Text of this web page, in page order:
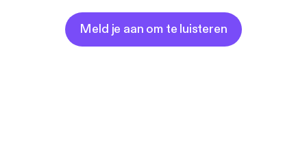
Meld je aan om te luisteren